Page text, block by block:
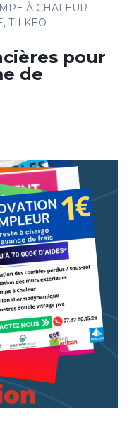
À CHALEUR
, TILKEO
pour
de